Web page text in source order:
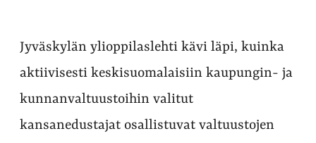
Jyväskylän ylioppilaslehti kävi läpi, kuinka
aktiivisesti keskisuomalaisiin kaupungin- ja
kunnanvaltuustoihin valitut
kansanedustajat osallistuvat valtuustojen